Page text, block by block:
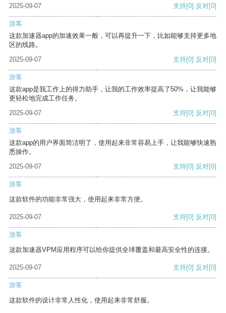
2025-09-07 支持[0] 反对[0]
游客
这款加速器app的加速效果一般，可以再提升一下，比如能够支持更多地
区的线路。
2025-09-07
支持[0] 反对[0]
游客
这款app是我工作上的得力助手，让我的工作效率提高了50%，让我能够
更轻松地完成工作任务。
2025-09-07
支持[0] 反对[0]
游客
这款app的用户界面简洁明了，使用起来非常容易上手，让我能够快速熟
悉操作。
2025-09-07
支持[0] 反对[0]
游客
这款软件的功能非常强大，使用起来非常方便。
2025-09-07 支持[0] 反对[0]
游客
这款加速器VPM应用程序可以给你提供全球覆盖和最高安全性的连接。
2025-09-07 支持[0] 反对[0]
游客
这款软件的设计非常人性化，使用起来非常舒服。